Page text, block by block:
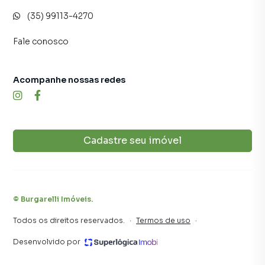
(35) 99113-4270
Fale conosco
Cadastre seu imóvel
Acompanhe nossas redes
© Burgarelli Imóveis.
Todos os direitos reservados. · Termos de uso ·
Desenvolvido por